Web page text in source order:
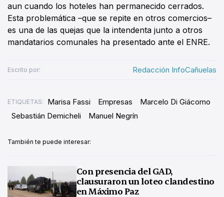
aun cuando los hoteles han permanecido cerrados.
Esta problemática –que se repite en otros comercios–
es una de las quejas que la intendenta junto a otros
mandatarios comunales ha presentado ante el ENRE.
Escrito por: Redacción InfoCañuelas
ETIQUETAS: Marisa Fassi Empresas
Marcelo Di Giácomo
Sebastián Demicheli
Manuel Negrín
También te puede interesar:
Con presencia del GAD,
clausuraron un loteo clandestino
en Máximo Paz